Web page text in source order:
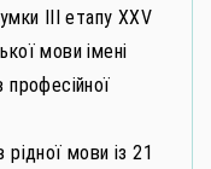
ІІІ етапу XХV
мови імені
професійної
мови із 21